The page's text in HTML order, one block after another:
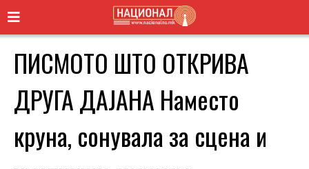
ПИСМОТО ШТО ОТКРИВА
ДРУГА ДАЈАНА Наместо
круна, сонувала за сцена и